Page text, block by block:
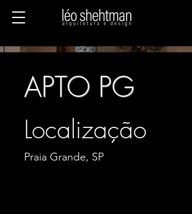
APTO PG
Localização
Praia Grande, SP